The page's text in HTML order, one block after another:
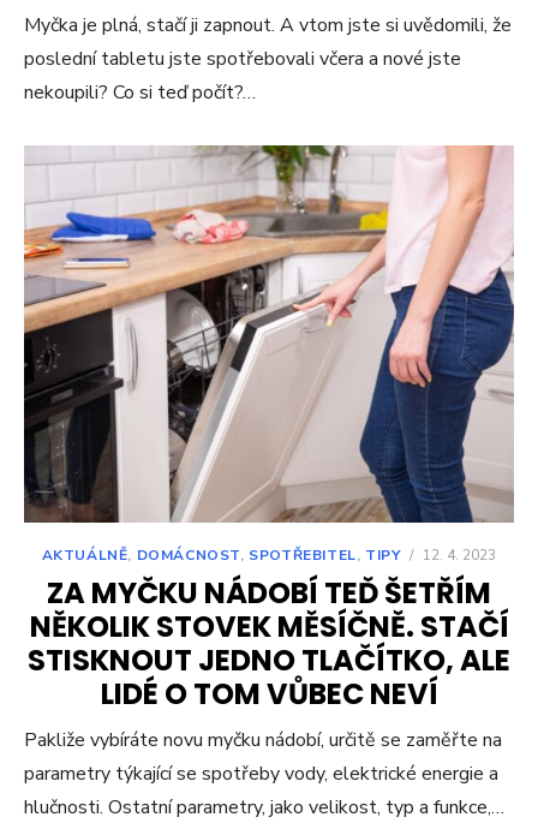
Myčka je plná, stačí ji zapnout. A vtom jste si uvědomili, že
poslední tabletu jste spotřebovali včera a nové jste
nekoupili? Co si teď počít?…
AKTUÁLNĚ, DOMÁCNOST, SPOTŘEBITEL, TIPY / 12. 4. 2023
ZA MYČKU NÁDOBÍ TEĎ ŠETŘÍM
NĚKOLIK STOVEK MĚSÍČNĚ. STAČÍ
STISKNOUT JEDNO TLAČÍTKO, ALE
LIDÉ O TOM VŮBEC NEVÍ
Pakliže vybíráte novu myčku nádobí, určitě se zaměřte na
parametry týkající se spotřeby vody, elektrické energie a
hlučnosti. Ostatní parametry, jako velikost, typ a funkce,…